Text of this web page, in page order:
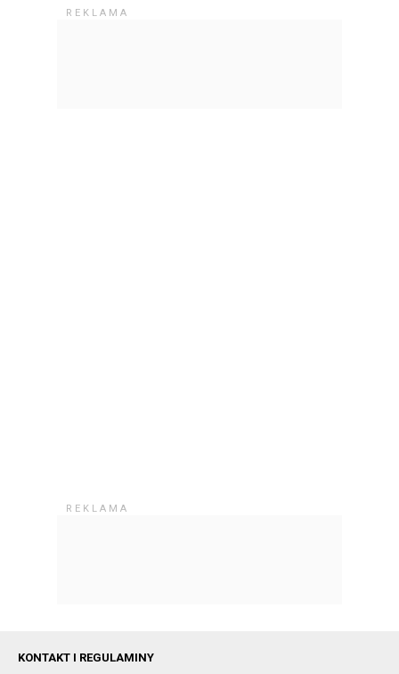
KONTAKT I REGULAMINY